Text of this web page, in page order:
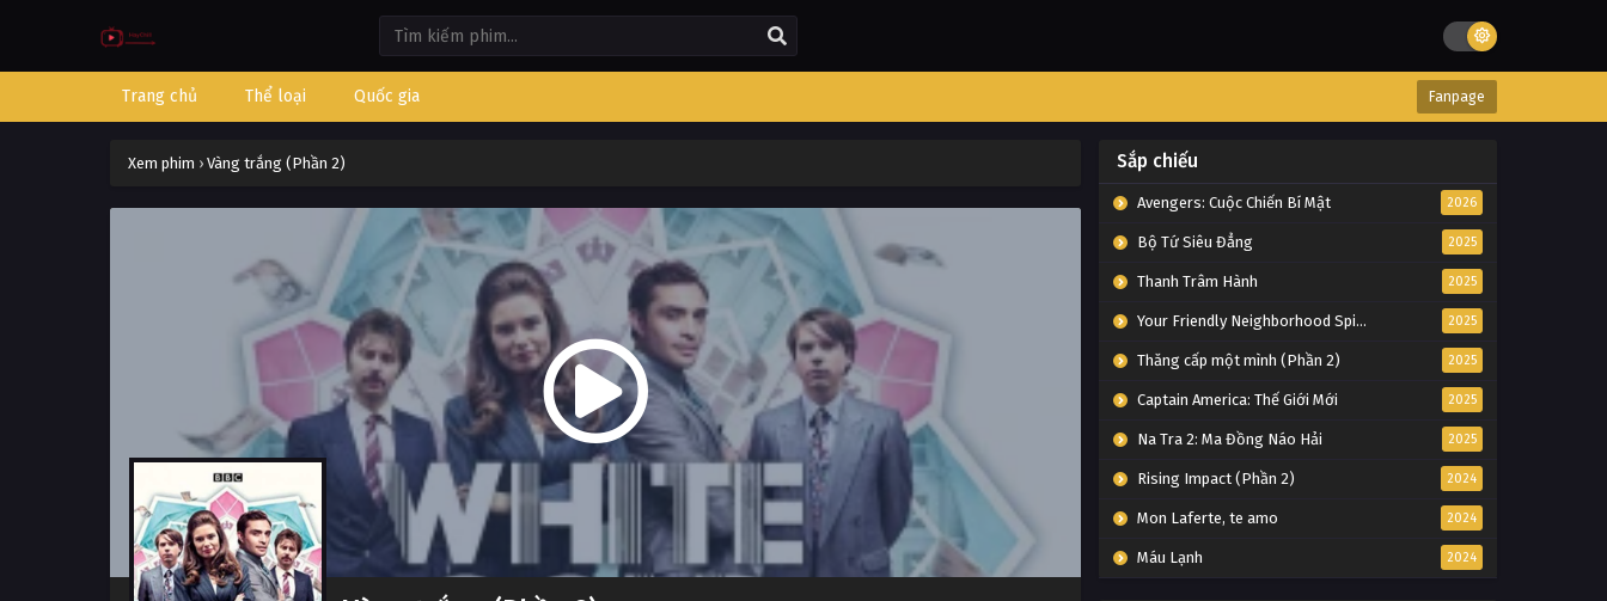
Trang chủ Thể loại Quốc gia Fanpage
Xem phim › Vàng trắng (Phần 2) Sắp chiếu
Avengers: Cuộc Chiến Bí Mật 2026
Bộ Tứ Siêu Đẳng 2025
Thanh Trâm Hành 2025
Your Friendly Neighborhood Spider-Man 2025
Thăng cấp một mình (Phần 2) 2025
Captain America: Thế Giới Mới 2025
Na Tra 2: Ma Đồng Náo Hải 2025
Rising Impact (Phần 2) 2024
Mon Laferte, te amo 2024
Máu Lạnh 2024